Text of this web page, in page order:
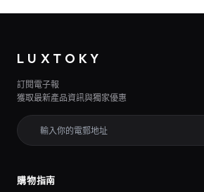
LUXTOKY
訂閱電子報
獲取最新產品資訊與獨家優惠
購物指南